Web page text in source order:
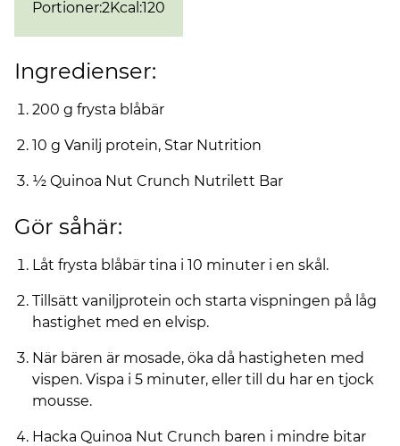
Portioner:2Kcal :120
Ingredienser:
200 g frysta blåbär
10 g Vanilj protein, Star Nutrition
½ Quinoa Nut Crunch Nutrilett Bar
Gör såhär:
Låt frysta blåbär tina i 10 minuter i en skål.
Tillsätt vaniljprotein och starta vispningen på låg
hastighet med en elvisp.
När bären är mosade, öka då hastigheten med
vispen. Vispa i 5 minuter, eller till du har en tjock
mousse.
Hacka Quinoa Nut Crunch baren i mindre bitar